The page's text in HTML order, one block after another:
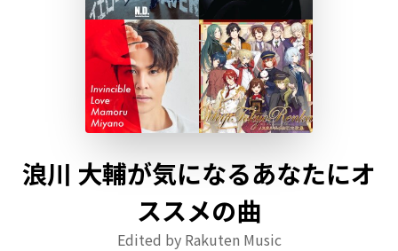
浪川 大輔が気になるあなたにオ
ススメの曲
Edited by Rakuten Music